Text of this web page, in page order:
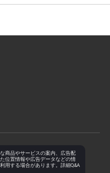
商品やサービスの案内、広告配
位置情報や広告データなどの情
用する場合があります。詳細Q&A